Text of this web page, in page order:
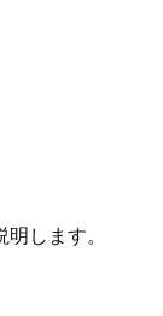
します。